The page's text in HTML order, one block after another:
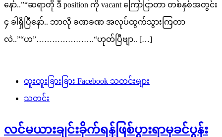
နော်..”“ဆရာတို ဒီ position ကို vacant ကြော်ငြာတာ တစ်နှစ်အတွင်း
၄ ခါရှိပြီနော်.. ဘာလို ခဏခဏ အလုပ်ထွက်သွားကြတာ
လဲ..”“ဟ”………………….“ဟုတ်ပြီဗျာ.. […]
ထူးထူးခြားခြား Facebook သတင်းများ
သတင်း
လင်မယားချင်းခိုက်ရန်ဖြစ်ပွားရာမှခင်ပွန်း